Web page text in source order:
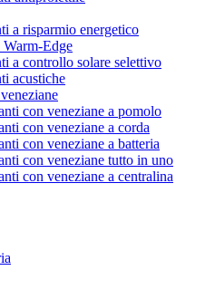
a risparmio energetico
Edge
a controllo solare selettivo
acustiche
con veneziane a pomolo
con veneziane a corda
con veneziane a batteria
con veneziane tutto in uno
con veneziane a centralina